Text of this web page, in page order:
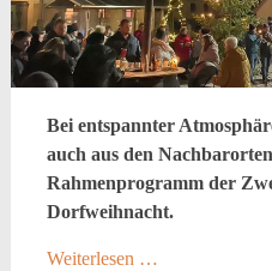
Bei entspannter
auch aus den
Rahmenprogramm der
Dorfweihnacht.
Weiterlesen …